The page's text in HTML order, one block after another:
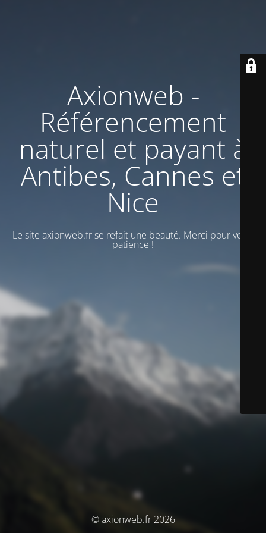
Axionweb -
Référencement
naturel et payant à
Antibes, Cannes et
Nice
Le site axionweb.fr se refait une beauté. Merci pour votre
patience !
© axionweb.fr 2026